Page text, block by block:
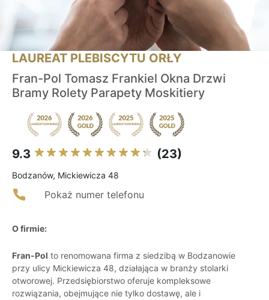
LAUREAT PLEBISCYTU ORŁY
Fran-Pol Tomasz Frankiel Okna Drzwi
Bramy Rolety Parapety Moskitiery
9.3 (23)
Bodzanów, Mickiewicza 48
Pokaż numer telefonu
O firmie:
Fran-Pol to renomowana firma z siedzibą w Bodzanowie
przy ulicy Mickiewicza 48, działająca w branży stolarki
otworowej. Przedsiębiorstwo oferuje kompleksowe
rozwiązania, obejmujące nie tylko dostawę, ale i